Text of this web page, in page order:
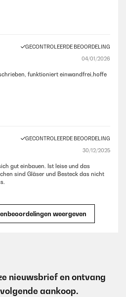
GECONTROLEERDE BEOORDELING
04/01/2026
funktioniert einwandfrei,hoffe
GECONTROLEERDE BEOORDELING
30/12/2025
gut einbauen. Ist leise und das
sind Gläser und Besteck das nicht
weergeven
nieuwsbrief en ontvang
aankoop.